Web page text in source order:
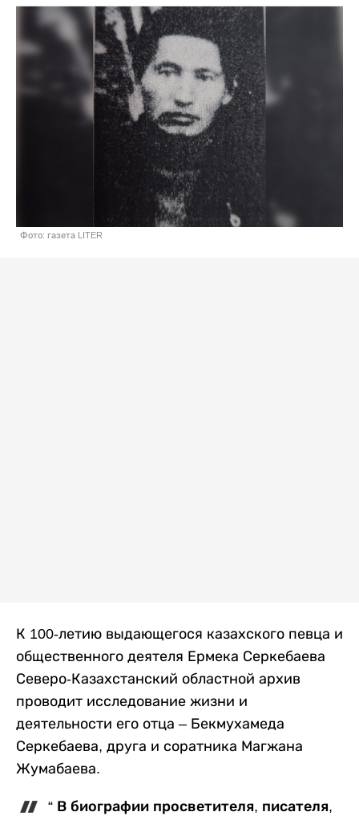
Фото: газета LITER
К 100-летию выдающегося казахского певца и
общественного деятеля Ермека Серкебаева
Северо-Казахстанский областной архив
проводит исследование жизни и
деятельности его отца – Бекмухамеда
Серкебаева, друга и соратника Магжана
Жумабаева.
“ В биографии просветителя, писателя,